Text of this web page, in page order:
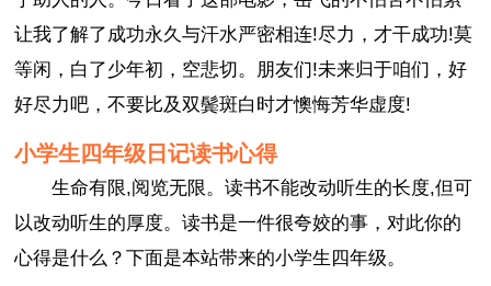
让我了解了成功永久与汗水严密相连!尽力，才干成功!莫
等闲，白了少年初，空悲切。朋友们!未来归于咱们，好
好尽力吧，不要比及双鬓斑白时才懊悔芳华虚度!
小学生四年级日记读书心得
生命有限,阅览无限。读书不能改动听生的长度,但可
以改动听生的厚度。读书是一件很夸姣的事，对此你的
心得是什么？下面是本站带来的小学生四年级。